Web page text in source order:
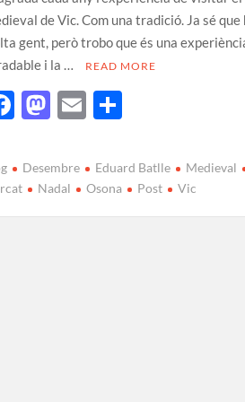
de Vic. Com una tradició. Ja sé que
gent, però trobo que és una
i la …
READ MORE
F
e
b
o
M
to
d
o
E
ail m
p
ar
Desembre Eduard Batlle
Medieval
Nadal Osona Post Vic